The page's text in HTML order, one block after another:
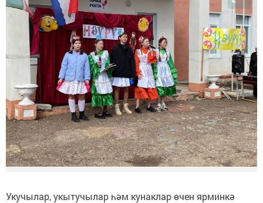
Укучылар, укытучылар һәм кунаклар өчен ярминкә